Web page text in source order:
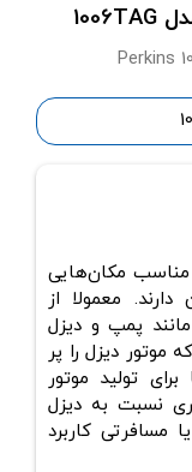
Perkins
200 اسب بخار مناسب مکان‌هایی
معمولا از
پمپ‌ و دیزل
موتور دیزل را پر
تولید موتور
نسبت به دیزل
مسافرتی کاربرد